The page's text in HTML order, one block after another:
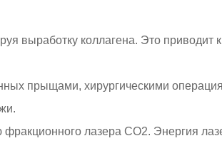
выработку коллагена. Это приводит к
прыщами, хирургическими
лазера CO2. Энергия